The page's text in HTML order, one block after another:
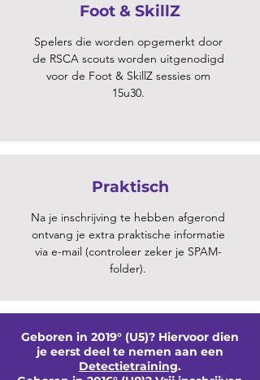
Foot & SkillZ
Spelers die worden opgemerkt door
de RSCA scouts worden uitgenodigd
voor de Foot & SkillZ sessies om
15u30.
Praktisch
Na je inschrijving te hebben afgerond
ontvang je extra praktische informatie
via e-mail (controleer zeker je SPAM-
folder).
Geboren in 2019° (U5)? Hiervoor dien
je eerst deel te nemen aan een
Detectietraining.